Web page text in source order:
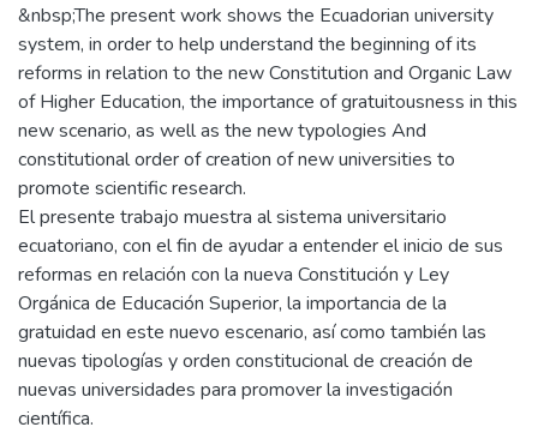
&nbsp;The present work shows the Ecuadorian university
system, in order to help understand the beginning of its
reforms in relation to the new Constitution and Organic Law
of Higher Education, the importance of gratuitousness in this
new scenario, as well as the new typologies And
constitutional order of creation of new universities to
promote scientific research.
El presente trabajo muestra al sistema universitario
ecuatoriano, con el fin de ayudar a entender el inicio de sus
reformas en relación con la nueva Constitución y Ley
Orgánica de Educación Superior, la importancia de la
gratuidad en este nuevo escenario, así como también las
nuevas tipologías y orden constitucional de creación de
nuevas universidades para promover la investigación
científica.